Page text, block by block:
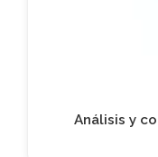
Análisis y